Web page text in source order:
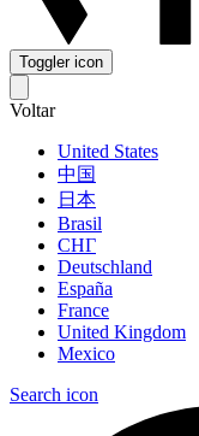
Toggler icon
Voltar
United States
中国
日本
Brasil
СНГ
Deutschland
España
France
United Kingdom
Mexico
Search icon